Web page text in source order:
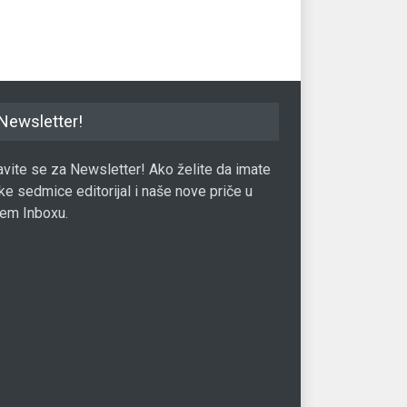
se za Newsletter! Ako želite da imate
sedmice editorijal i naše nove priče u
Inboxu.